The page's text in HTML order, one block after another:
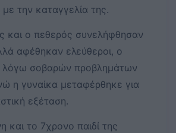
την καταγγελία της.
και ο πεθερός συνελήφθησαν
αφέθηκαν ελεύθεροι, ο
λόγω σοβαρών προβλημάτων
η γυναίκα μεταφέρθηκε για
εξέταση.
και το 7χρονο παιδί της